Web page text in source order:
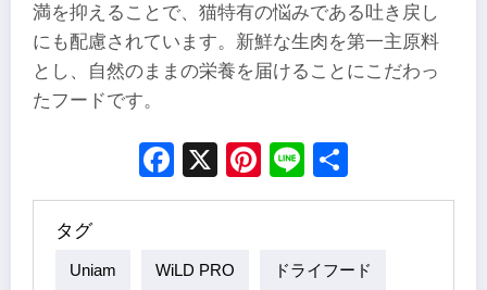
満を抑えることで、猫特有の悩みである吐き戻し
にも配慮されています。新鮮な生肉を第一主原料
とし、自然のままの栄養を届けることにこだわっ
たフードです。
Facebook
X Pinterest
Line
タグ
Uniam WiLD PRO ドライフード